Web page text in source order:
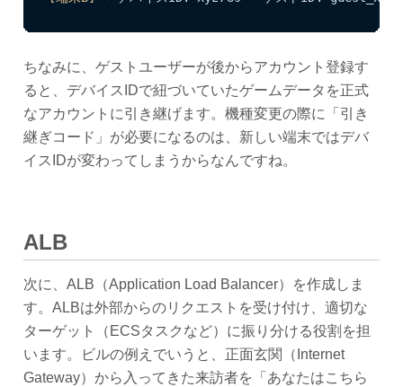
ちなみに、ゲストユーザーが後からアカウント登録す
ると、デバイスIDで紐づいていたゲームデータを正式
なアカウントに引き継げます。機種変更の際に「引き
継ぎコード」が必要になるのは、新しい端末ではデバ
イスIDが変わってしまうからなんですね。
ALB
次に、ALB（Application Load Balancer）を作成しま
す。ALBは外部からのリクエストを受け付け、適切な
ターゲット（ECSタスクなど）に振り分ける役割を担
います。ビルの例えでいうと、正面玄関（Internet
Gateway）から入ってきた来訪者を「あなたはこちら